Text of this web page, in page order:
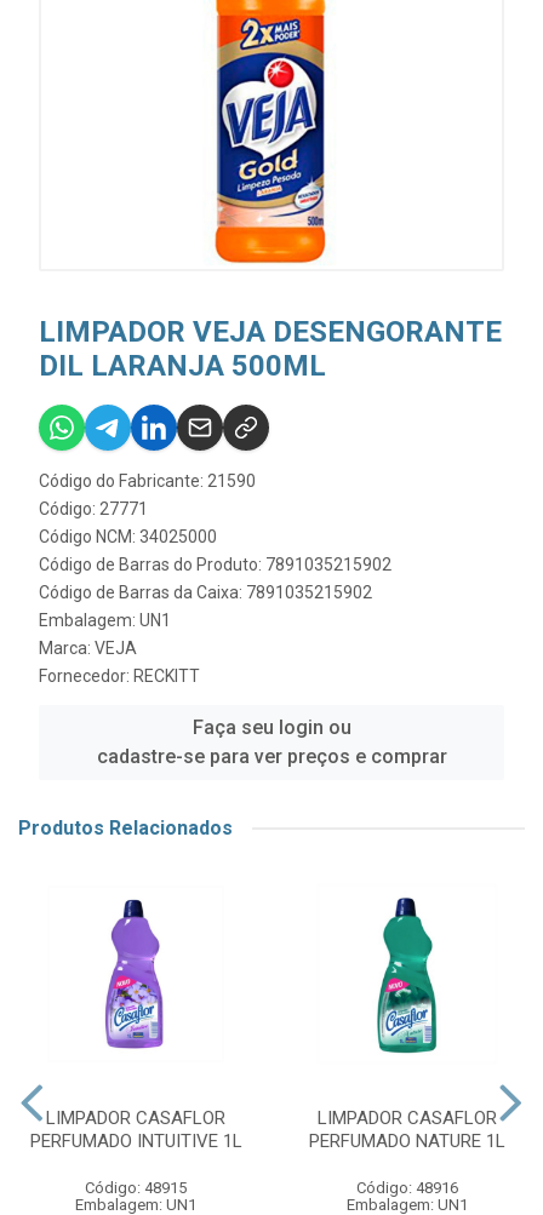
LIMPADOR VEJA DESENGORANTE
DIL LARANJA 500ML
Código do Fabricante: 21590
Código: 27771
Código NCM: 34025000
Código de Barras do Produto: 7891035215902
Código de Barras da Caixa: 7891035215902
Embalagem: UN1
Marca: VEJA
Fornecedor: RECKITT
Faça seu login ou
cadastre-se para ver preços e comprar
Produtos Relacionados
LIMPADOR CASAFLOR
PERFUMADO INTUITIVE 1L
Código: 48915
Embalagem: UN1
LIMPADOR CASAFLOR
PERFUMADO NATURE 1L
Código: 48916
Embalagem: UN1